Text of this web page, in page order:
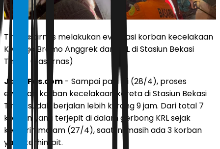
Tim Basarnas melakukan evakuasi korban kecelakaan
KA Argo Bromo Anggrek dan KRL di Stasiun Bekasi
TImur. (Basarnas)
JawaPos.com - Sampai pagi ini (28/4), proses
evakuasi korban kecelakaan kereta di Stasiun Bekasi
Timur sudah berjalan lebih kurang 9 jam. Dari total 7
korban yang terjepit di dalam gerbong KRL sejak
kemarin malam (27/4), saat ini masih ada 3 korban
yang terhimpit.